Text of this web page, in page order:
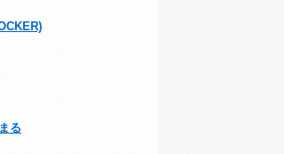
る